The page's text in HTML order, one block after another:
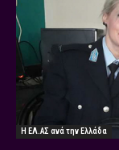
Η ΕΛ.ΑΣ ανά την Ελλάδα